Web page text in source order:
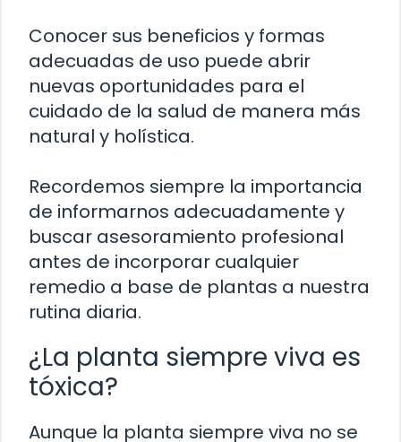
Conocer sus beneficios y formas
adecuadas de uso puede abrir
nuevas oportunidades para el
cuidado de la salud de manera más
natural y holística.
Recordemos siempre la importancia
de informarnos adecuadamente y
buscar asesoramiento profesional
antes de incorporar cualquier
remedio a base de plantas a nuestra
rutina diaria.
¿La planta siempre viva es
tóxica?
Aunque la planta siempre viva no se